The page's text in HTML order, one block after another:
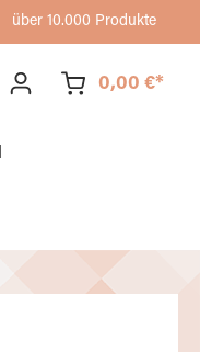
über 10.000 Produkte
0,00 €*